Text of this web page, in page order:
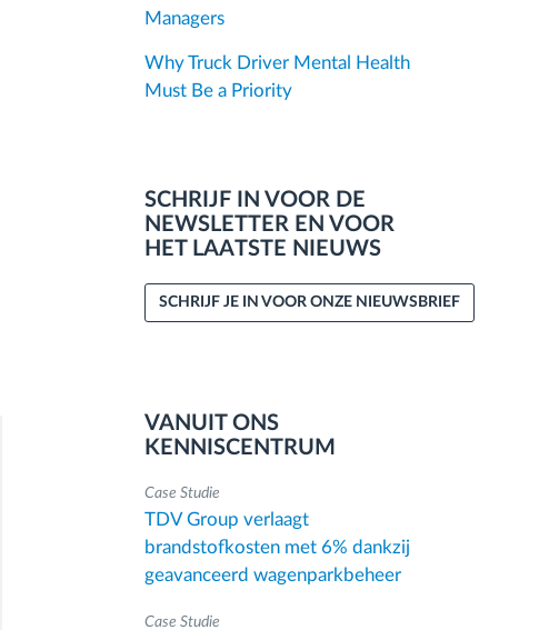
Managers
Why Truck Driver Mental Health
Must Be a Priority
SCHRIJF IN VOOR DE
NEWSLETTER EN VOOR
HET LAATSTE NIEUWS
SCHRIJF JE IN VOOR ONZE NIEUWSBRIEF
VANUIT ONS
KENNISCENTRUM
Case Studie
TDV Group verlaagt
brandstofkosten met 6% dankzij
geavanceerd wagenparkbeheer
Case Studie